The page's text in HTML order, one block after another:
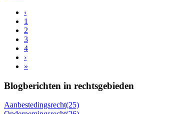
‹
1
2
3
4
›
»
Blogberichten in rechtsgebieden
Aanbestedingsrecht(25)